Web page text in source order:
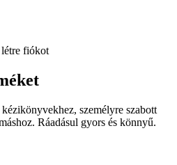
létre fiókot
személyre szabott
Ráadásul gyors és könnyű.